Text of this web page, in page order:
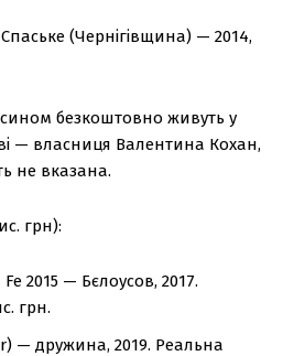
(Чернігівщина) — 2014,
безкоштовно живуть у
— власниця Валентина Кохан,
не вказана.
грн):
2015 — Бєлоусов, 2017.
грн.
— дружина, 2019. Реальна